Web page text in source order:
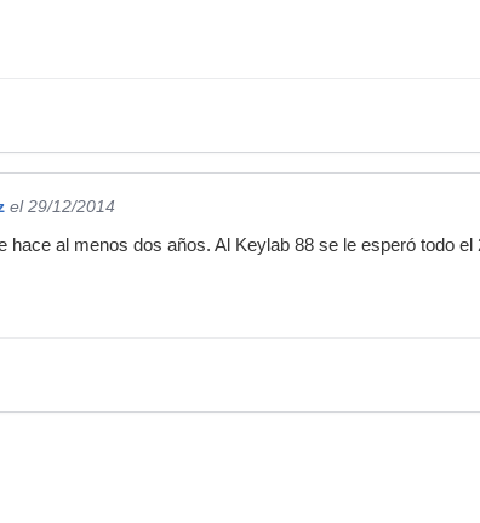
el 29/12/2014
hace al menos dos años. Al Keylab 88 se le esperó todo